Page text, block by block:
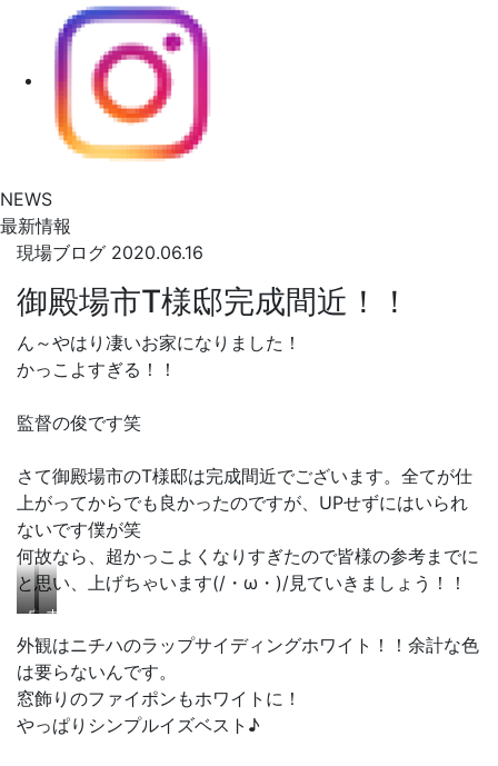
NEWS
最新情報
現場ブログ 2020.06.16
御殿場市T様邸完成間近！！
ん～やはり凄いお家になりました！
かっこよすぎる！！
監督の俊です笑
さて御殿場市のT様邸は完成間近でございます。全てが仕
上がってからでも良かったのですが、UPせずにはいられ
ないです僕が笑
何故なら、超かっこよくなりすぎたので皆様の参考までに
と思い、上げちゃいます(/・ω・)/見ていきましょう！！
ウ
ッ
ド
デ
ッ
キ
ホ
ワ
イ
ト
の
ラ
外観はニチハのラップサイディングホワイト！！余計な色
は要らないんです。
窓飾りのファイポンもホワイトに！
やっぱりシンプルイズベスト♪